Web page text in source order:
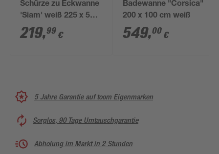
Schürze zu Eckwanne
'Siam' weiß 225 x 58 x
3 cm
219,99 €
Badewanne "Corsica"
200 x 100 cm weiß
549,00 €
5 Jahre Garantie auf toom Eigenmarken
Sorglos, 90 Tage Umtauschgarantie
Abholung im Markt in 2 Stunden